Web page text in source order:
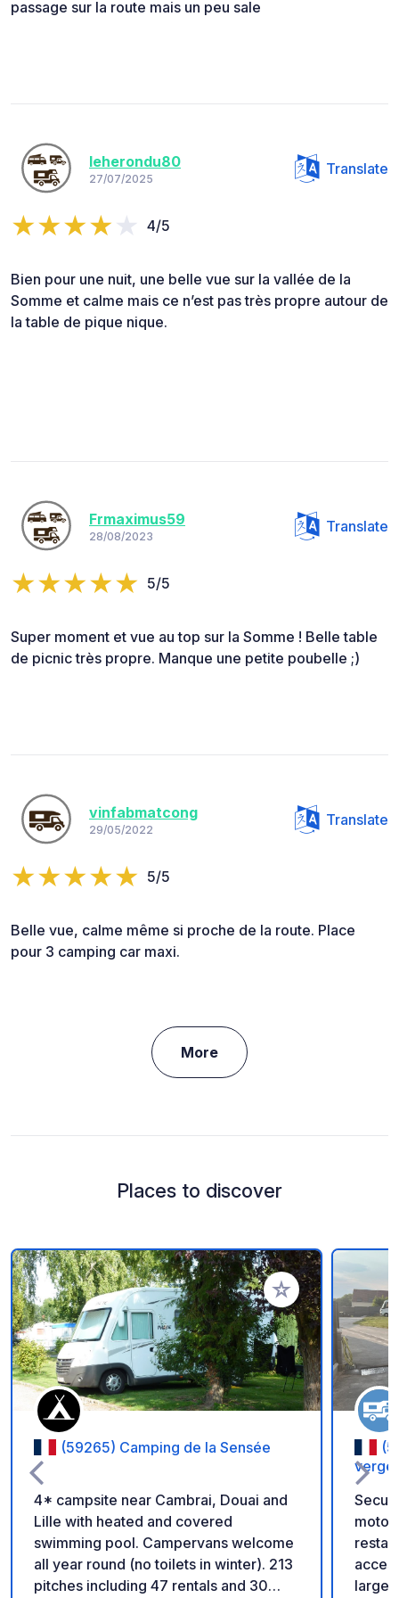
passage sur la route mais un peu sale
leherondu80
27/07/2025
Translate
4/5
Bien pour une nuit, une belle vue sur la vallée de la
Somme et calme mais ce n’est pas très propre autour de
la table de pique nique.
Frmaximus59
28/08/2023
Translate
5/5
Super moment et vue au top sur la Somme ! Belle table
de picnic très propre. Manque une petite poubelle ;)
vinfabmatcong
29/05/2022
Translate
5/5
Belle vue, calme même si proche de la route. Place
pour 3 camping car maxi.
More
Places to discover
Add to your
(59265) Camping de la Sensée
4* campsite near Cambrai, Douai and
Lille with heated and covered
swimming pool. Campervans welcome
all year round (no toilets in winter). 213
pitches including 47 rentals and 30
verger
large